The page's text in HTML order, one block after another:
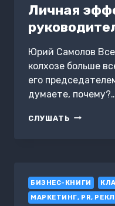
КЛИНИКИ
Личная
Юрий Самолов
колхозе больше
его
думаете,
СЛУШАТЬ ЛИЧНАЯ
БИЗНЕС-КНИГИ
МАРКЕТИНГ, PR,